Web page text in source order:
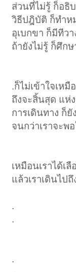
ส่วนที่ไม่รู้ ก็อธิ
วิธีปฎิบัติ ก็ทำห
อุเบกขา ก็มีทีวา
ถ้ายังไม่รู้ ก็ศึก
.ก็ไม่เข้าใจเห
ถึงจะสิ้นสุด แห่
การเดินทาง ก็
จนกว่าเราจะพ
เหมือนเราได้เ
แล้วเราเดินไป
.
.
.